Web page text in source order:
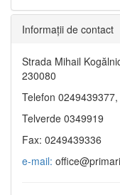
Informaţii de contact
Strada Mihail
230080
Telefon
Telverde 0349919
Fax: 0249439336
e-mail: